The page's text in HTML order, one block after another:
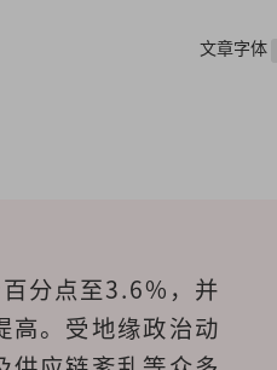
文章字体
分点至3.6%，并
高。受地缘政治动